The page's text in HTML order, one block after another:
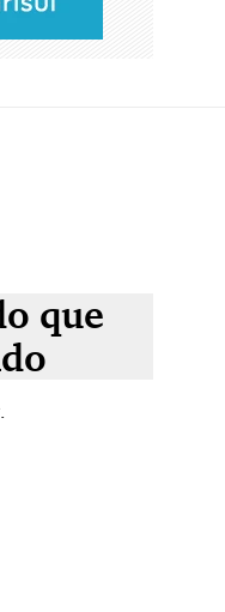
que